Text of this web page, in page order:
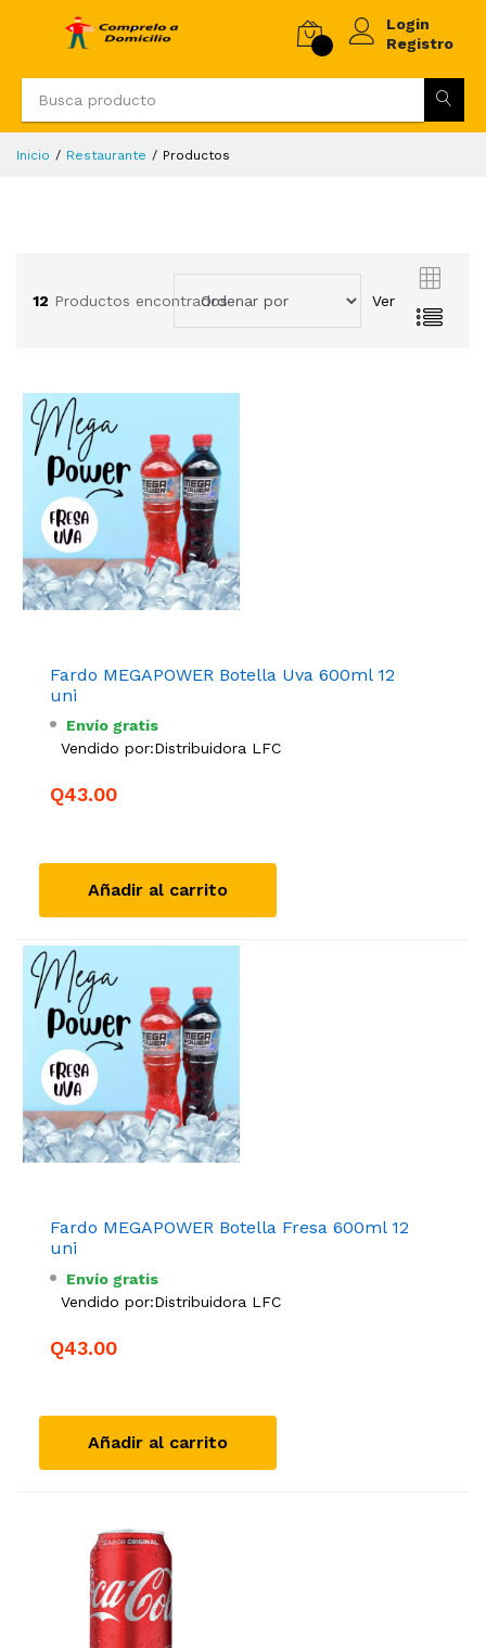
Login
Registro
Inicio Restaurante Productos
12 Productos encontrados Ver
Fardo MEGAPOWER Botella Uva 600ml 12
uni
Envío gratis
Vendido por:Distribuidora LFC
Q43.00
Añadir al carrito
Fardo MEGAPOWER Botella Fresa 600ml 12
uni
Envío gratis
Vendido por:Distribuidora LFC
Q43.00
Añadir al carrito